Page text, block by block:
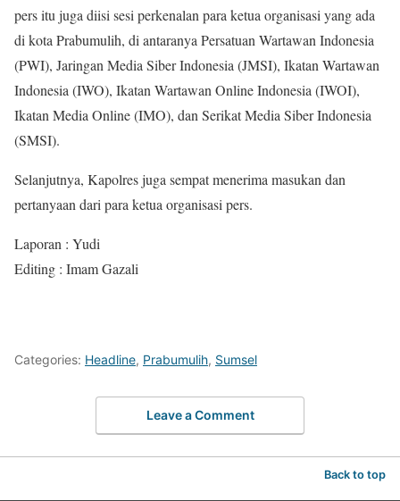
pers itu juga diisi sesi perkenalan para ketua organisasi yang ada
di kota Prabumulih, di antaranya Persatuan Wartawan Indonesia
(PWI), Jaringan Media Siber Indonesia (JMSI), Ikatan Wartawan
Indonesia (IWO), Ikatan Wartawan Online Indonesia (IWOI),
Ikatan Media Online (IMO), dan Serikat Media Siber Indonesia
(SMSI).
Selanjutnya, Kapolres juga sempat menerima masukan dan
pertanyaan dari para ketua organisasi pers.
Laporan : Yudi
Editing : Imam Gazali
Categories: Headline, Prabumulih, Sumsel
Leave a Comment
Back to top